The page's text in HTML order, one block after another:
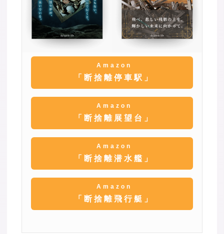
Amazon
「断捨離停車駅」
Amazon
「断捨離展望台」
Amazon
「断捨離潜水艦」
Amazon
「断捨離飛行艇」